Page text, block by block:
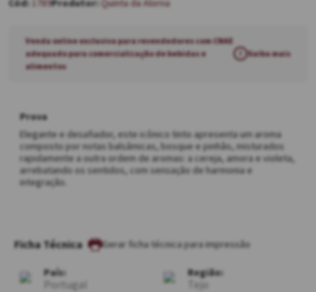
1789 Quinta da Alorna
Venda online exclusiva para revendedores com CNAE
adequado para comercialização de bebidas e
alimentos
Saiba mais
Prova
Elegante e desafiador, este icônico tinto apresenta um aroma
composto por notas balsâmicas, bosque e pinhão, misturados
rapidamente a outra ordem de aromas: a cereja, amora e violeta,
arrebatando os sentidos, com sensação de harmonia e
integração.
Ficha Técnica
País:
Portugal
Região:
Tejo